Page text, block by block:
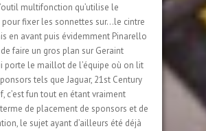
multifonction qu’utilise le
pour fixer les sonnettes sur…le cintre
en avant puis évidemment Pinarello
faire un gros plan sur Geraint
porte le maillot de l’équipe où on lit
tels que Jaguar, 21st Century
c’est fun tout en étant vraiment
de placement de sponsors et de
le sujet ayant d’ailleurs été déjà